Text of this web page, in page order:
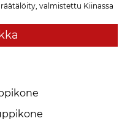
valmistettu Kiinassa